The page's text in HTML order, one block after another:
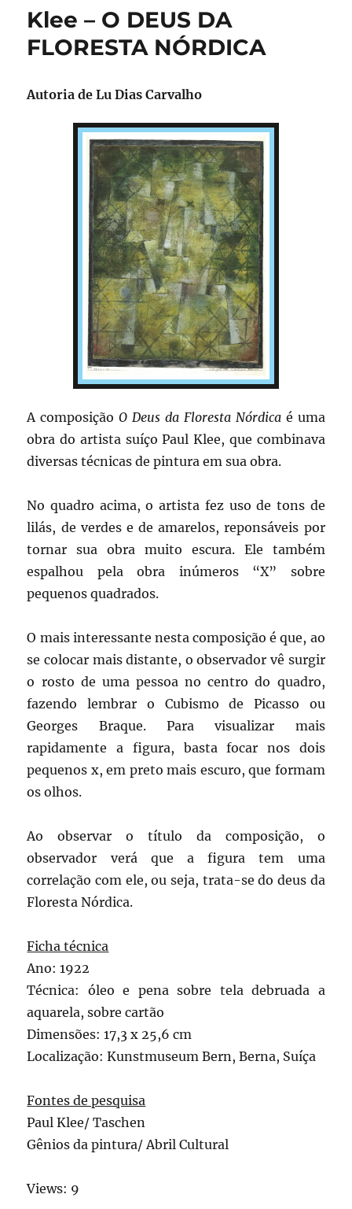
Klee – O DEUS DA
FLORESTA NÓRDICA
Autoria de Lu Dias Carvalho
A composiçãoO Deus da Floresta Nórdicaé uma
obra do artista suíço Paul Klee, que combinava
diversas técnicas de pintura em sua obra.
No quadro acima, o artista fez uso de tons de
lilás, de verdes e de amarelos, reponsáveis por
tornar sua obra muito escura. Ele também
espalhou pela obra inúmeros “X” sobre
pequenos quadrados.
O mais interessante nesta composição é que, ao
se colocar mais distante, o observador vê surgir
o rosto de uma pessoa no centro do quadro,
fazendo lembrar o Cubismo de Picasso ou
Georges Braque. Para visualizar mais
rapidamente a figura, basta focar nos dois
pequenos x, em preto mais escuro, que formam
os olhos.
Ao observar o título da composição, o
observador verá que a figura tem uma
correlação com ele, ou seja, trata-se do deus da
Floresta Nórdica.
Ficha técnica
Ano: 1922
Técnica: óleo e pena sobre tela debruada a
aquarela, sobre cartão
Dimensões: 17,3 x 25,6 cm
Localização: Kunstmuseum Bern, Berna, Suíça
Fontes de pesquisa
Paul Klee/ Taschen
Gênios da pintura/ Abril Cultural
Views: 9